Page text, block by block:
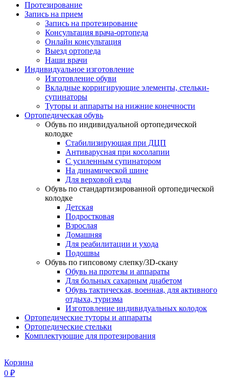
Протезирование
Запись на прием
Запись на протезирование
Консультация врача-ортопеда
Онлайн консультация
Выезд ортопеда
Наши врачи
Индивидуальное изготовление
Изготовление обуви
Вкладные корригирующие элементы, стельки-
супинаторы
Туторы и аппараты на нижние конечности
Ортопедическая обувь
Обувь по индивидуальной ортопедической
колодке
Стабилизирующая при ДЦП
Антиварусная при косолапии
С усиленным супинатором
На динамической шине
Для верховой езды
Обувь по стандартизированной ортопедической
колодке
Детская
Подростковая
Взрослая
Домашняя
Для реабилитации и ухода
Подошвы
Обувь по гипсовому слепку/3D-скану
Обувь на протезы и аппараты
Для больных сахарным диабетом
Обувь тактическая, военная, для активного
отдыха, туризма
Изготовление индивидуальных колодок
Ортопедические туторы и аппараты
Ортопедические стельки
Комплектующие для протезирования
Корзина
0 ₽